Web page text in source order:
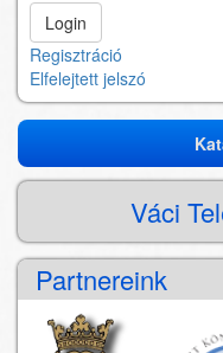
Regisztráció
Elfelejtett jelszó
Katalógus
kereső
Váci
Partnereink